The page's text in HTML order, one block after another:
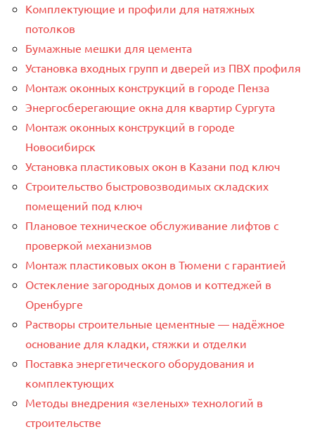
Комплектующие и профили для натяжных
потолков
Бумажные мешки для цемента
Установка входных групп и дверей из ПВХ профиля
Монтаж оконных конструкций в городе Пенза
Энергосберегающие окна для квартир Сургута
Монтаж оконных конструкций в городе
Новосибирск
Установка пластиковых окон в Казани под ключ
Строительство быстровозводимых складских
помещений под ключ
Плановое техническое обслуживание лифтов с
проверкой механизмов
Монтаж пластиковых окон в Тюмени с гарантией
Остекление загородных домов и коттеджей в
Оренбурге
Растворы строительные цементные — надёжное
основание для кладки, стяжки и отделки
Поставка энергетического оборудования и
комплектующих
Методы внедрения «зеленых» технологий в
строительстве